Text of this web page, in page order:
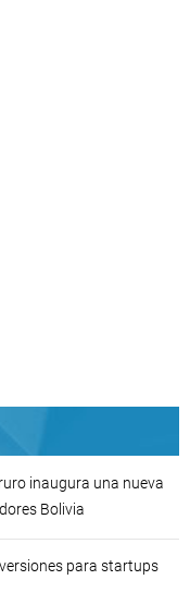
inaugura una nueva
Bolivia
para startups